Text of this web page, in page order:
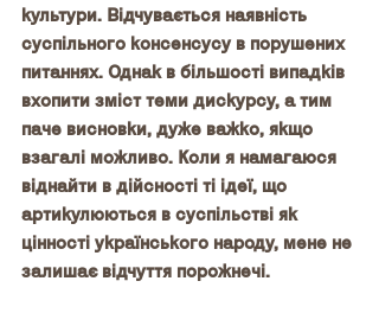
культури. Відчувається наявність
суспільного консенсусу в порушених
питаннях. Однак в більшості випадків
вхопити зміст теми дискурсу, а тим
паче висновки, дуже важко, якщо
взагалі можливо. Коли я намагаюся
віднайти в дійсності ті ідеї, що
артикулюються в суспільстві як
цінності українського народу, мене не
залишає відчуття порожнечі.